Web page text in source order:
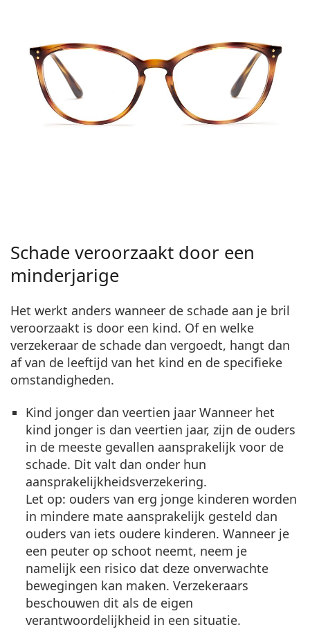
Schade veroorzaakt door een
minderjarige
Het werkt anders wanneer de schade aan je bril
veroorzaakt is door een kind. Of en welke
verzekeraar de schade dan vergoedt, hangt dan
af van de leeftijd van het kind en de specifieke
omstandigheden.
Kind jonger dan veertien jaar Wanneer het
kind jonger is dan veertien jaar, zijn de ouders
in de meeste gevallen aansprakelijk voor de
schade. Dit valt dan onder hun
aansprakelijkheidsverzekering.
Let op: ouders van erg jonge kinderen worden
in mindere mate aansprakelijk gesteld dan
ouders van iets oudere kinderen. Wanneer je
een peuter op schoot neemt, neem je
namelijk een risico dat deze onverwachte
bewegingen kan maken. Verzekeraars
beschouwen dit als de eigen
verantwoordelijkheid in een situatie.